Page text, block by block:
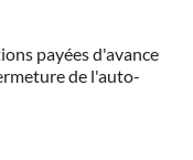
payées d'avance
de l'auto-